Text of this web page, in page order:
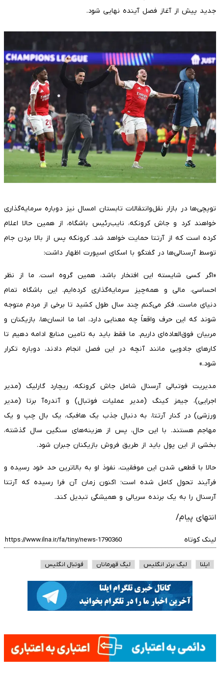
جدید پیش از آغاز فصل آینده نهایی شود.
توپچی‌ها در بازار نقل‌وانتقالات تابستان امسال نیز دوباره سرمایه‌گذاری
خواهند کرد و جاش کرونکه، نایب‌رئیس باشگاه، از همین حالا اعلام
کرده است که از آرتتا حمایت خواهد شد. کرونکه پس از بالا بردن جام
توسط آرسنالی‌ها در گفتگو با اسکای اسپورت اظهار داشت:
«اگر کسی شایسته این افتخار باشد، همین گروه است. ما از نظر
احساسی، مالی و همه‌چیز سرمایه‌گذاری کرده‌ایم. این باشگاه تمام
دنیای ماست. فکر می‌کنم چند سال طول کشید تا برخی از مردم متوجه
شوند که این حرف واقعاً چه معنایی دارد، اما ما انسان‌ها، بازیکنان و
مربیان فوق‌العاده‌ای داریم. ما فقط باید به تامین منابع ادامه دهیم تا
کارهای جادویی مانند آنچه در این فصل انجام دادند، دوباره تکرار
شود.»
مدیریت فوتبالی آرسنال شامل جاش کرونکه، ریچارد گارلیک (مدیر
اجرایی)، جیمز کینگ (مدیر عملیات فوتبال) و آندره‌آ برتا (مدیر
ورزشی) در کنار آرتتا، به دنبال جذب یک هافبک، یک بال چپ و یک
مهاجم هستند. با این حال، پس از هزینه‌های سنگین سال گذشته،
بخشی از این پول باید از طریق فروش بازیکنان جبران شود.
حالا با قطعی شدن این موفقیت، نفوذ او به بالاترین حد خود رسیده و
فرآیند تحول کامل شده است؛ اکنون زمان آن فرا رسیده که آرتتا
آرسنال را به یک برنده سریالی و همیشگی تبدیل کند.
انتهای پیام/
لینک کوتاه
ایلنا لیگ برتر انگلیس لیگ قهرمانان فوتبال انگلیس